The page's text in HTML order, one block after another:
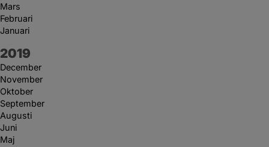
Mars
Februari
Januari
År:
2019
December
November
Oktober
September
Augusti
Juni
Maj